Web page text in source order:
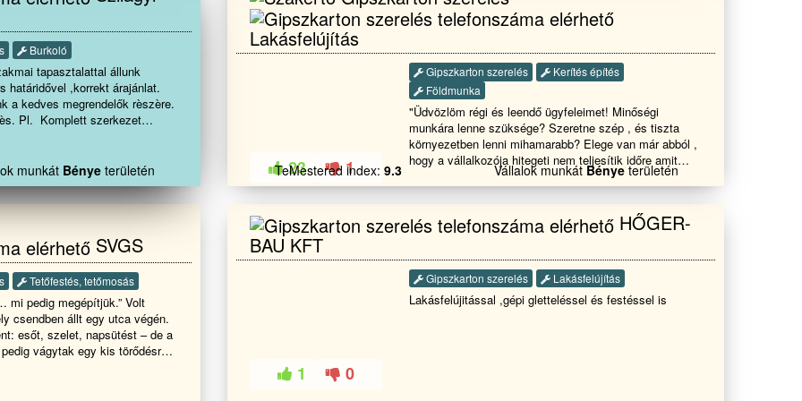
:
:
burkolás. :
:
:
cseréje. :
Burkoló
tapasztalattal állunk
határidővel ,korrekt árajánlat.
a kedves megrendelők rèszère.
Pl. Komplett szerkezet
Kúp cserèp
Teraszok èpítèse ,rèszleges
elhárítása. Legyen az kicsi
Amiben mèg állunk
kőműves munkák. Pl.:
hőszigetelès , tèrkövezès
javítása ,bontása, èpítèse.
06209957449. E-mail. :
munkát Bénye területén
Lakásfelújítás
23 1
Gipszkarton szerelés
Kerítés építés
Földmunka
"Üdvözlöm régi és leendő ügyfeleimet! Minőségi
munkára lenne szüksége? Szeretne szép , és tiszta
környezetben lenni mihamarabb? Elege van már abból ,
hogy a vállalkozója hitegeti nem teljesítik időre amit
kért? Akkor ne habozzon és vegye fel velem a
kapcsolatot, ha szobafestésre, gipszkartonszerelésre ,
Tóth Csaba
TeMestered index: 9.3 Vállalok munkátBényeterületén
SVGS
Tetőfestés, tetőmosás
mi pedig megépítjük.” Volt
csendben állt egy utca végén.
esőt, szelet, napsütést – de a
vágytak egy kis törődésre.
HŐGER-
BAU KFT
1 0
Gipszkarton szerelés Lakásfelújítás
Lakásfelújitással ,gépi gletteléssel és festéssel is